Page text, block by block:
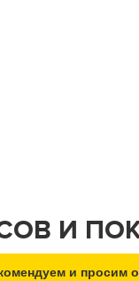
И
и просим